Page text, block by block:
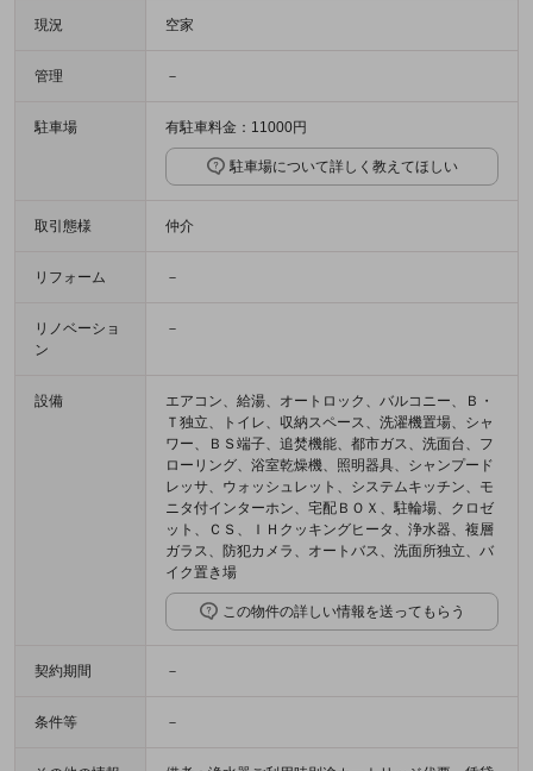
現況 空家
管理 －
駐車場 有駐車料金：11000円
駐車場について詳しく教えてほしい
取引態様 仲介
リフォーム －
リノベーショ
ン
－
設備
エアコン、給湯、オートロック、バルコニー、Ｂ・
Ｔ独立、トイレ、収納スペース、洗濯機置場、シャ
ワー、ＢＳ端子、追焚機能、都市ガス、洗面台、フ
ローリング、浴室乾燥機、照明器具、シャンプード
レッサ、ウォッシュレット、システムキッチン、モ
ニタ付インターホン、宅配ＢＯＸ、駐輪場、クロゼ
ット、ＣＳ、ＩＨクッキングヒータ、浄水器、複層
ガラス、防犯カメラ、オートバス、洗面所独立、バ
イク置き場
この物件の詳しい情報を送ってもらう
契約期間 －
条件等 －